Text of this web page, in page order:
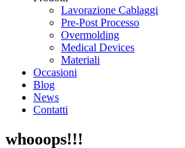
Lavorazione Cablaggi
Pre-Post Processo
Overmolding
Medical Devices
Materiali
Occasioni
Blog
News
Contatti
whooops!!!